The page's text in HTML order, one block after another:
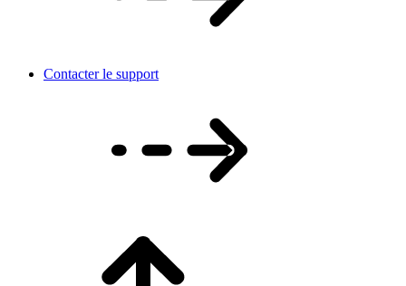
Contacter le support